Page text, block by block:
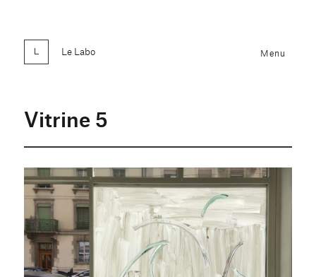
Le Labo Menu
Vitrine 5